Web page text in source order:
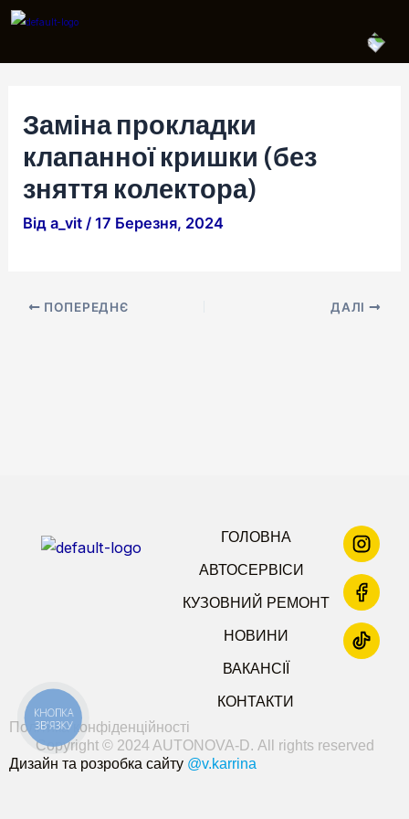
Перейти
вмісту
Заміна прокладки
клапанної кришки (без
зняття колектора)
Відa_vit/17 Березня, 2024
Навігація
запису
ПОПЕРЕДНЄ ДАЛІ
ГОЛОВНА
АВТОСЕРВІСИ
КУЗОВНИЙ РЕМОНТ
НОВИНИ
ВАКАНСІЇ
КОНТАКТИ
Copyright © 2024 AUTONOVA-D. All rights reserved
Політика конфіденційності
Дизайн та розробка сайту @v.karrina
КНОПКА
ЗВ'ЯЗКУ